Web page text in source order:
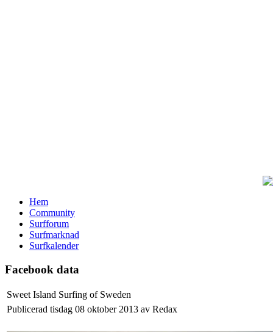
Hem
Community
Surfforum
Surfmarknad
Surfkalender
Facebook data
Sweet Island Surfing of Sweden
Publicerad tisdag 08 oktober 2013 av Redax